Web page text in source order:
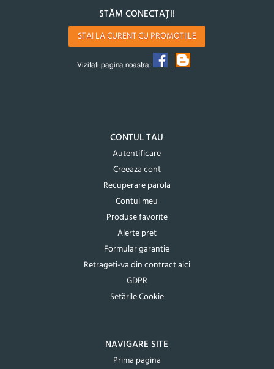
STĂM CONECTAȚI!
STAI LA CURENT CU PROMOTIILE
Vizitati pagina noastra:
CONTUL TAU
Autentificare
Creeaza cont
Recuperare parola
Contul meu
Produse favorite
Alerte pret
Formular garantie
Retrageti-va din contract aici
GDPR
Setările Cookie
NAVIGARE SITE
Prima pagina